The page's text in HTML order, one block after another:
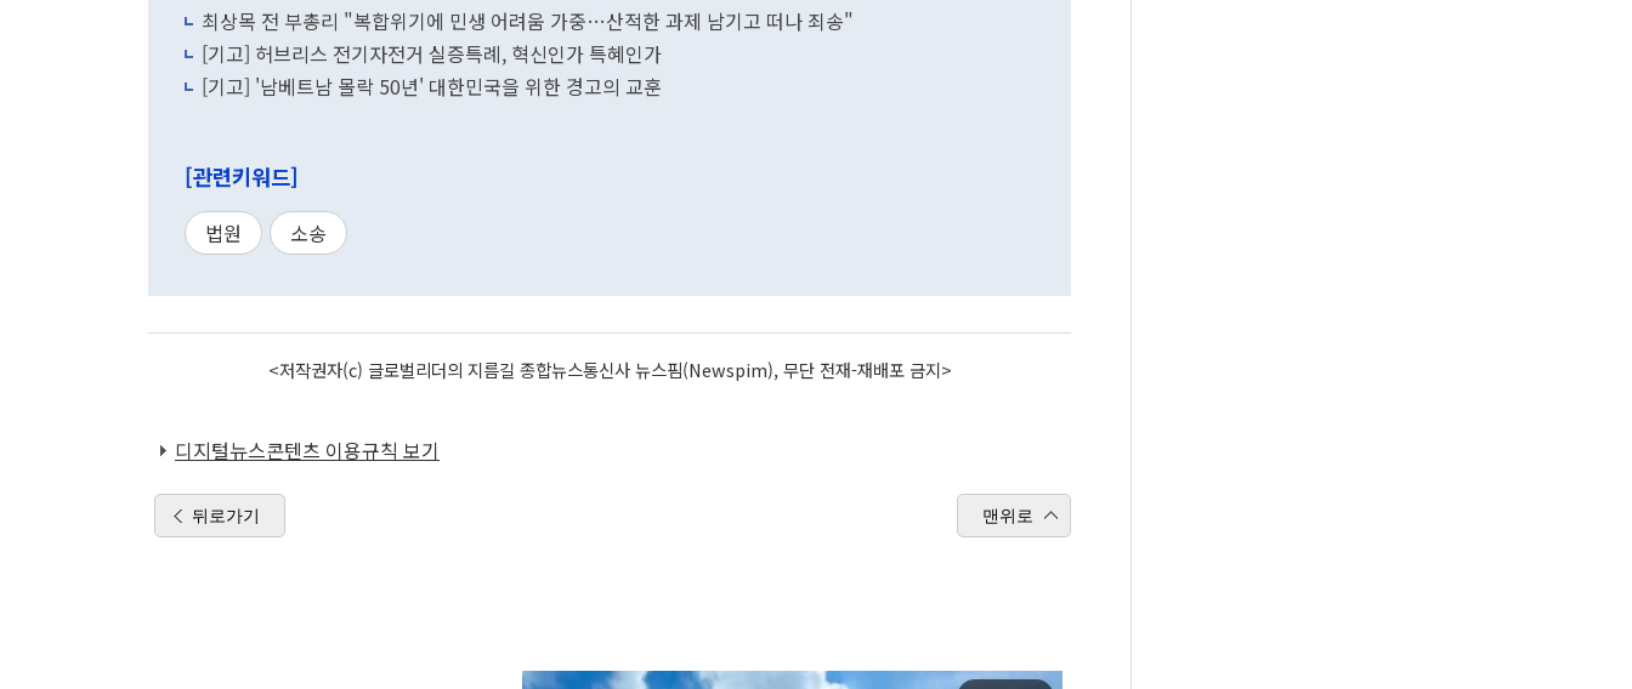
최상목 전 부총리 "복합위기에 민생 어려움 가중…산적한 과제 남기고 떠나 죄송"
[기고] 허브리스 전기자전거 실증특례, 혁신인가 특혜인가
[기고] '남베트남 몰락 50년' 대한민국을 위한 경고의 교훈
[관련키워드]
법원 소송
<저작권자(c) 글로벌리더의 지름길 종합뉴스통신사 뉴스핌(Newspim), 무단 전재-재배포 금지>
디지털뉴스콘텐츠 이용규칙 보기
뒤로가기 맨위로